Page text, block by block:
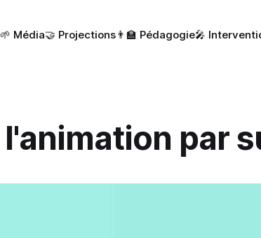
🌱 Média🤝 Projections👨‍🏫 Pédagogie🎤
l'animation par